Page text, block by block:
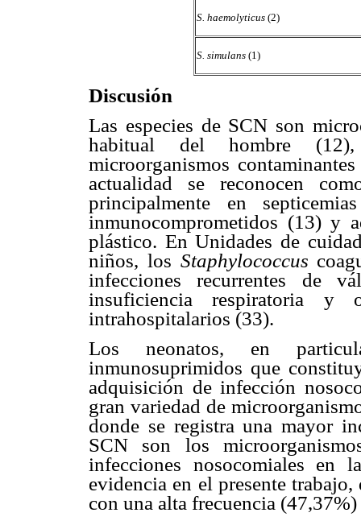
S. haemolyticus (2)
S. simulans (1)
Discusión
Las especies de SCN son
habitual del hombre (12),
microorganismos
actualidad se reconocen
principalmente en
inmunocomprometidos (13) y
plástico. En Unidades de
niños, los Staphylococcus
infecciones recurrentes de
insuficiencia respiratoria y
intrahospitalarios (33).
Los neonatos, en
inmunosuprimidos que
adquisición de infección
gran variedad de
donde se registra una mayor
SCN son los
infecciones nosocomiales
evidencia en el presente
con una alta frecuencia